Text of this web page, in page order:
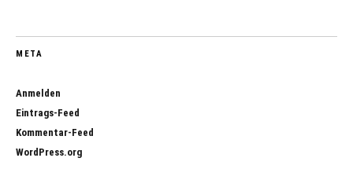
META
Anmelden
Eintrags-Feed
Kommentar-Feed
WordPress.org